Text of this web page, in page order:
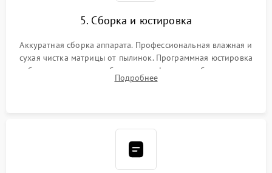
5. Сборка и юстировка
Аккуратная сборка аппарата. Профессиональная влажная и
сухая чистка матрицы от пылинок. Программная юстировка
рабочего отрезка, калибровка автофокуса, стабилизатора и
экспозамера с помощью сервисного ПО.
Подробнее